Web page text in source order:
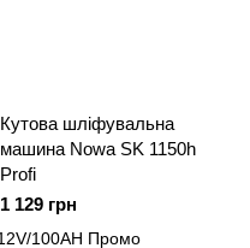
Кутова шліфувальна
машина Nowa SK 1150h
Profi
1 129 грн